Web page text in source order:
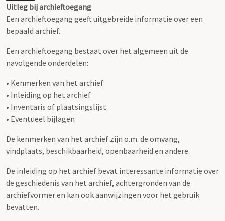
Uitleg bij archieftoegang
Een archieftoegang geeft uitgebreide informatie over een
bepaald archief.
Een archieftoegang bestaat over het algemeen uit de
navolgende onderdelen:
• Kenmerken van het archief
• Inleiding op het archief
• Inventaris of plaatsingslijst
• Eventueel bijlagen
De kenmerken van het archief zijn o.m. de omvang,
vindplaats, beschikbaarheid, openbaarheid en andere.
De inleiding op het archief bevat interessante informatie over
de geschiedenis van het archief, achtergronden van de
archiefvormer en kan ook aanwijzingen voor het gebruik
bevatten.